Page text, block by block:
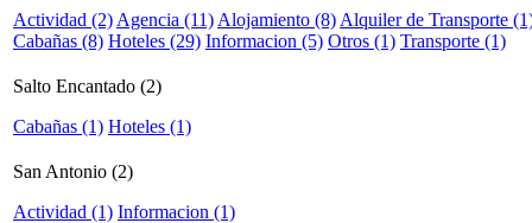
Actividad (2) Agencia (11) Alojamiento (8) Alquiler de Transporte
Cabañas (8) Hoteles (29) Informacion (5) Otros (1) Transporte (1)
Salto Encantado (2)
Cabañas (1) Hoteles (1)
San Antonio (2)
Actividad (1) Informacion (1)